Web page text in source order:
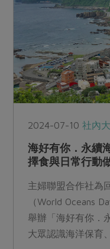
2024-07-10社內
海好有你．永續
擇食與日常行動
主婦聯盟合作社為
（World Oceans
舉辦「海好有你．
大眾認識海洋保育